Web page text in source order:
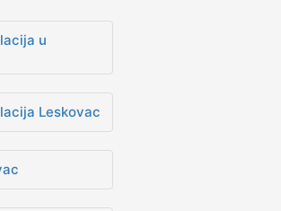
u
Leskovac